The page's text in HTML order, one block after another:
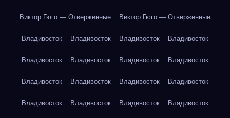
Виктор Гюго — Отверженные Виктор Гюго — Отверженные
Владивосток Владивосток Владивосток Владивосток
Владивосток Владивосток Владивосток Владивосток
Владивосток Владивосток Владивосток Владивосток
Владивосток Владивосток Владивосток Владивосток